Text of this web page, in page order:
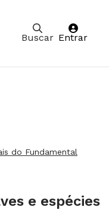
Buscar Entrar
do Fundamental
e espécies